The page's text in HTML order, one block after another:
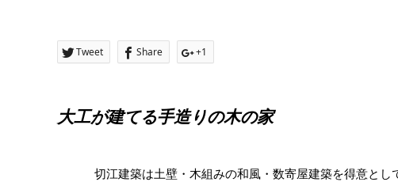
Tweet Share +1
大工が建てる手造りの木の家
切江建築は土壁・木組みの和風・数寄屋建築を得意とし